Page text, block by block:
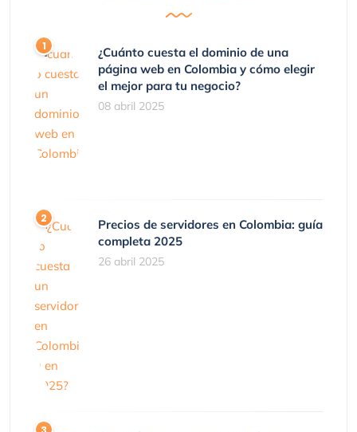
¿Cuánto cuesta el dominio de una
página web en Colombia y cómo elegir
el mejor para tu negocio?
08 abril 2025
Precios de servidores en Colombia: guía
completa 2025
26 abril 2025